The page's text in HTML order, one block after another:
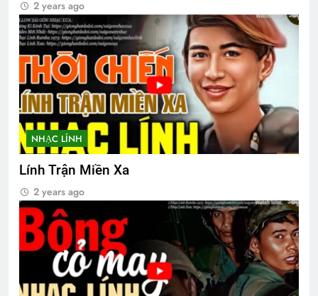
2 years ago
NHẠC LÍNH
Lính Trận Miền Xa
2 years ago